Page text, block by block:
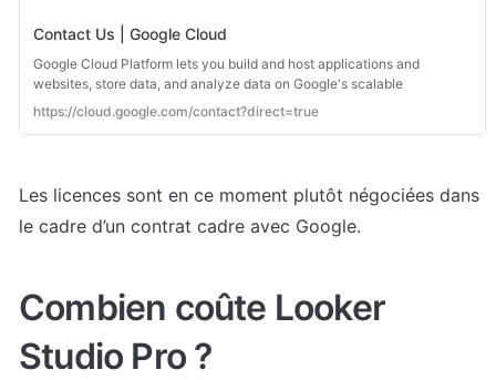
Contact Us | Google Cloud
Google Cloud Platform lets you build and host applications and
websites, store data, and analyze data on Google's scalable
infrastructure.
https://cloud.google.com/contact?direct=true
Les licences sont en ce moment plutôt négociées dans
le cadre d’un contrat cadre avec Google.
Combien coûte Looker
Studio Pro ?